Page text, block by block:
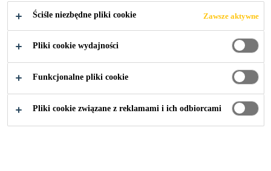
Przemysł ... Sikaflex®-AutoTape
Rozwiązania Sika:
Ściśle niezbędne pliki cookie Zawsze aktywne
Pliki cookie wydajności
Funkcjonalne pliki cookie
Pliki cookie związane z reklamami i ich odbiorcami